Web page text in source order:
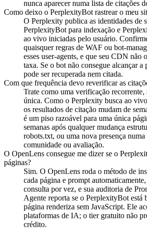
nunca aparecer numa lista de citações
Como deixo o PerplexityBot rastrear o meu
O Perplexity publica as identidades de
PerplexityBot para indexação e
ao vivo iniciadas pelo usuário.
quaisquer regras de WAF ou bot-
esses user-agents, e que seu CDN não
taxa. Se o bot não consegue alcançar a
pode ser recuperada nem citada.
Com que frequência devo reverificar as
Trate como uma verificação recorrente,
única. Como o Perplexity busca ao
os resultados de citação mudam de
é um piso razoável para uma única
semanas após qualquer mudança
robots.txt, ou uma nova presença
comunidade ou avaliação.
O OpenLens consegue me dizer se o
páginas?
Sim. O OpenLens roda o método de
cada página e prompt
consulta por vez, e sua auditoria de
Agente reporta se o PerplexityBot está
página renderiza sem JavaScript. Ele
plataformas de IA; o tier gratuito não
crédito.